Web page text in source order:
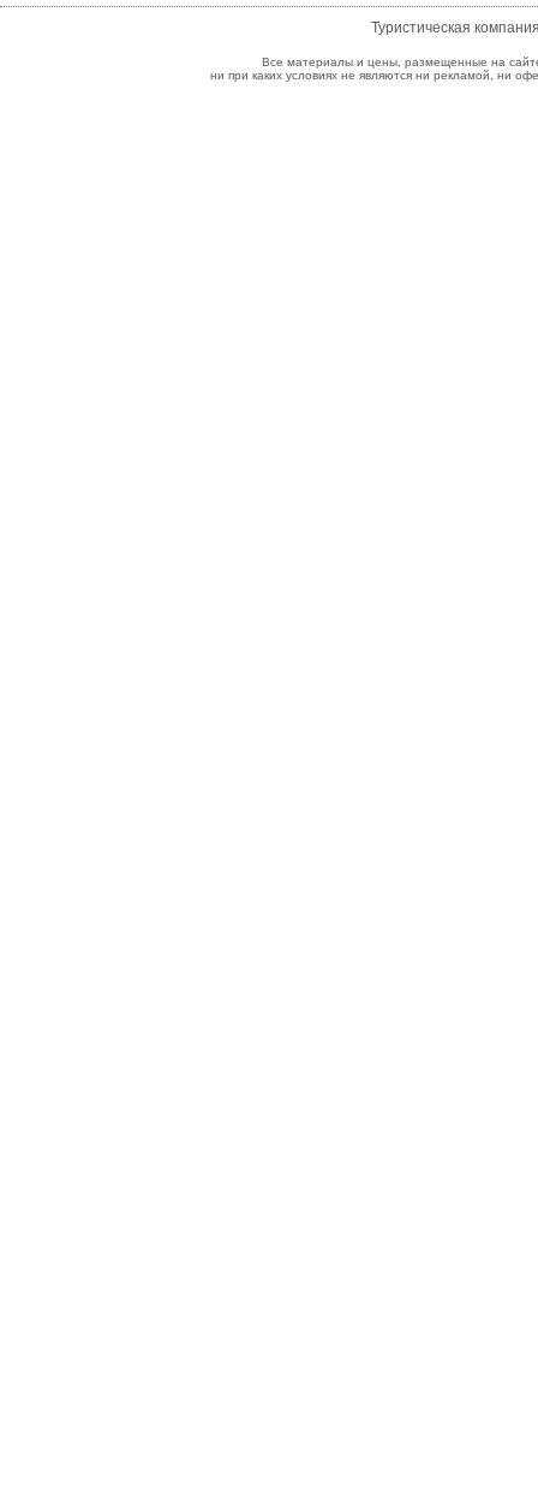
Туристическая
Все материалы и цены, размещенные на
ни при каких условиях не являются ни рекламой, ни